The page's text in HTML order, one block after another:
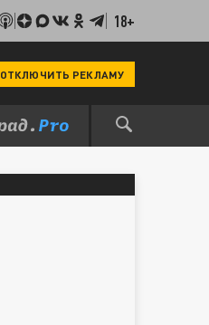
18+
ОТКЛЮЧИТЬ РЕКЛАМУ